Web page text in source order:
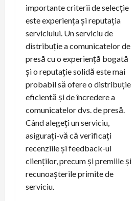
importante criterii de selecție
este experiența și reputația
serviciului. Un serviciu de
distribuție a comunicatelor de
presă cu o experiență bogată
și o reputație solidă este mai
probabil să ofere o distribuție
eficientă și de încredere a
comunicatelor dvs. de presă.
Când alegeți un serviciu,
asigurați-vă că verificați
recenziile și feedback-ul
clienților, precum și premiile și
recunoașterile primite de
serviciu.